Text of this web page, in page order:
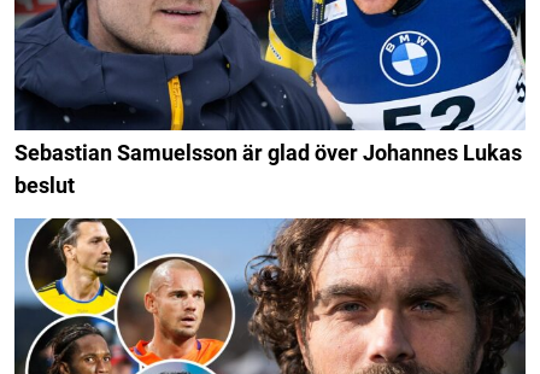
Sebastian Samuelsson är glad över Johannes Lukas
beslut